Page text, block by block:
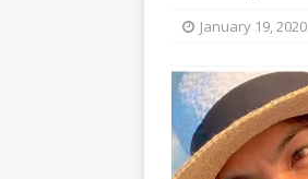
January 19, 2020